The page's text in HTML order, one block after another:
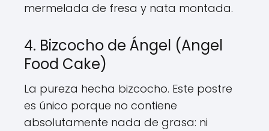
mermelada de fresa y nata montada.
4. Bizcocho de Ángel (Angel
Food Cake)
La pureza hecha bizcocho. Este postre
es único porque no contiene
absolutamente nada de grasa: ni